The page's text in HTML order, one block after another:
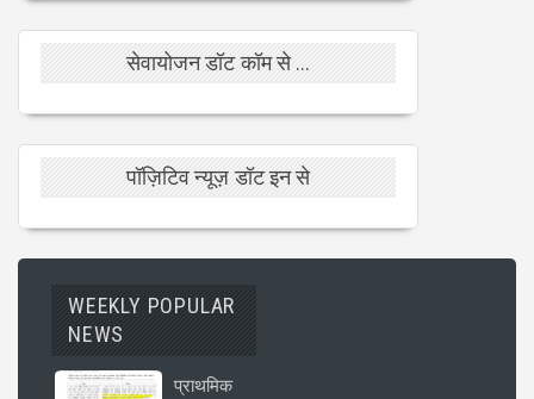
सेवायोजन डॉट कॉम से ...
पॉज़िटिव न्यूज़ डॉट इन से
WEEKLY POPULAR
NEWS
प्राथमिक